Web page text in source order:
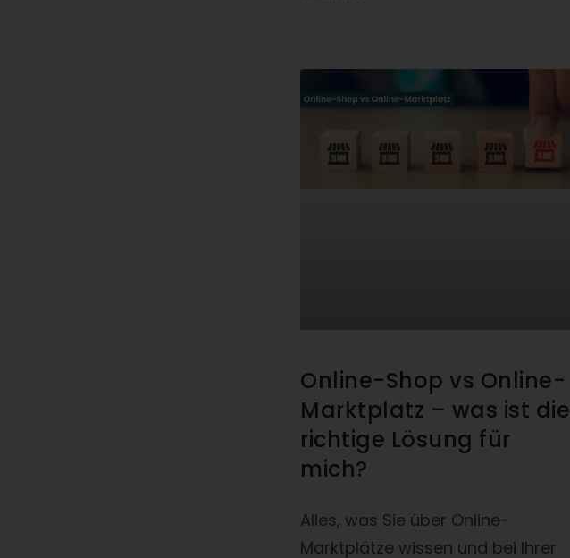
Online-Shop vs Online-
Marktplatz – was ist die
richtige Lösung für
mich?
Alles, was Sie über Online-
Marktplätze wissen und bei Ihrer